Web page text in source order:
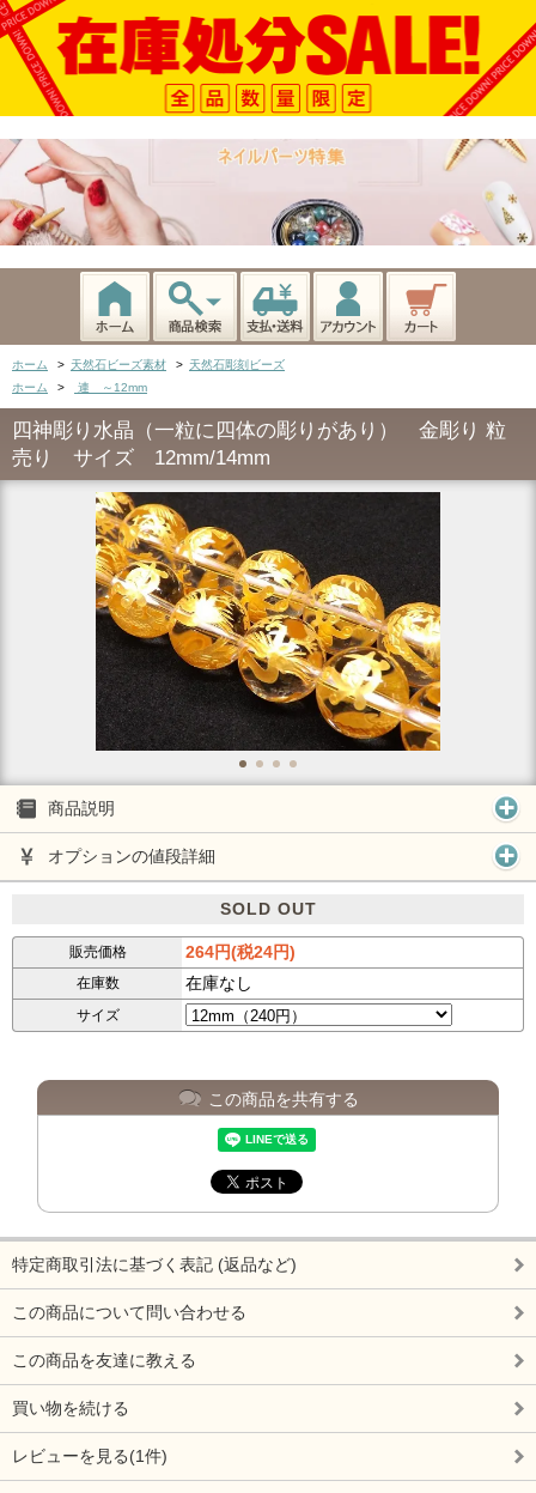
ホーム > 天然石ビーズ素材 > 天然石彫刻ビーズ
ホーム
> 連 ～12mm
四神彫り水晶（一粒に四体の彫りがあり） 金彫り 粒
売り サイズ 12mm/14mm
商品説明
オプションの値段詳細
SOLD OUT
販売価格 264円(税24円)
在庫数 在庫なし
サイズ
この商品を共有する
特定商取引法に基づく表記 (返品など)
この商品について問い合わせる
この商品を友達に教える
買い物を続ける
レビューを見る(1件)